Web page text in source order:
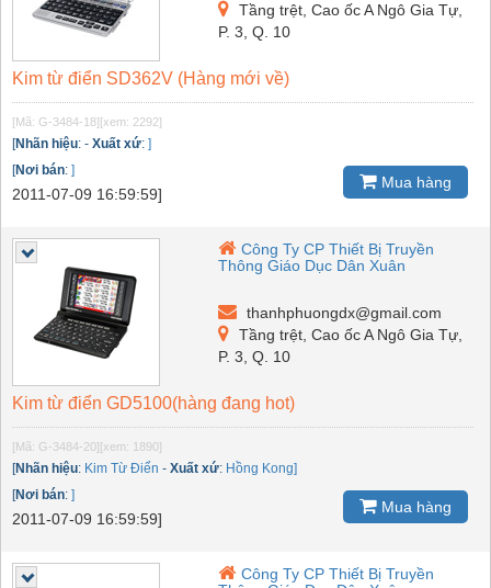
Tầng trệt, Cao ốc A Ngô Gia Tự,
P. 3, Q. 10
Kim từ điển SD362V (Hàng mới về)
[Mã: G-3484-18] [xem: 2292]
[Nhãn hiệu: - Xuất xứ: ]
[Nơi bán: ]
2011-07-09 16:59:59]
Mua hàng
Công Ty CP Thiết Bị Truyền
Thông Giáo Dục Dân Xuân
thanhphuongdx@gmail.com
Tầng trệt, Cao ốc A Ngô Gia Tự,
P. 3, Q. 10
Kim từ điển GD5100(hàng đang hot)
[Mã: G-3484-20] [xem: 1890]
[Nhãn hiệu: Kim Từ Điển - Xuất xứ: Hồng Kong]
[Nơi bán: ]
2011-07-09 16:59:59]
Mua hàng
Công Ty CP Thiết Bị Truyền